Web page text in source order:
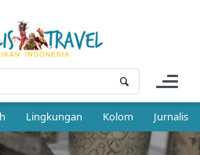
Lingkungan Kolom Jurnalis